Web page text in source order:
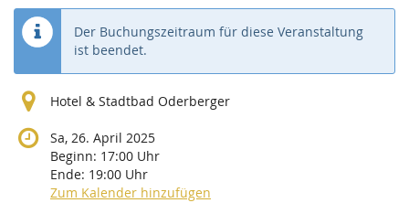
Der Buchungszeitraum für diese Veranstaltung
ist beendet.
Hotel & Stadtbad Oderberger
Sa, 26. April 2025
Beginn: 17:00 Uhr
Ende: 19:00 Uhr
Zum Kalender hinzufügen